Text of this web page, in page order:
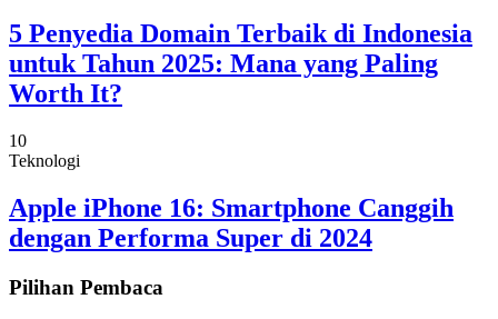
5 Penyedia Domain Terbaik di Indonesia
untuk Tahun 2025: Mana yang Paling
Worth It?
10
Teknologi
Apple iPhone 16: Smartphone Canggih
dengan Performa Super di 2024
Pilihan Pembaca